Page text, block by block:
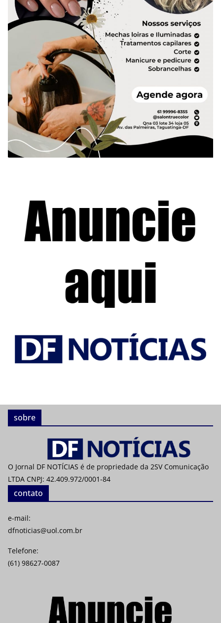
sobre
O Jornal DF NOTÍCIAS é de propriedade da 2SV Comunicação
LTDA CNPJ: 42.409.972/0001-84
contato
e-mail:
dfnoticias@uol.com.br
Telefone:
(61) 98627-0087